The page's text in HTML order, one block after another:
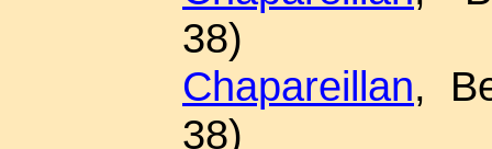
38)
Chapareillan,
38)